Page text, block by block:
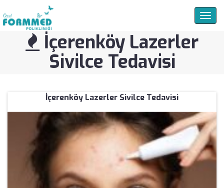
İçerenköy Lazerler
Sivilce Tedavisi
İçerenköy Lazerler Sivilce Tedavisi